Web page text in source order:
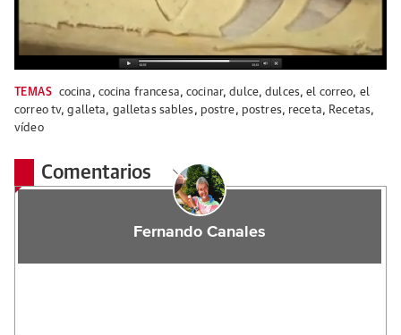
TEMAS cocina , cocina francesa,cocinar,dulce,dulces,el correo, el
correo tv,galleta, galletas sables, postre, postres, receta, Recetas,
vídeo
Comentarios
Fernando Canales